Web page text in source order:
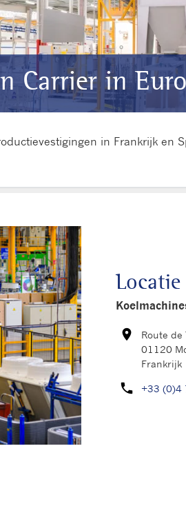
Carrier in
in Frankrijk en
room
Route de
01120
Frankrijk
phoneU+33 (0)4